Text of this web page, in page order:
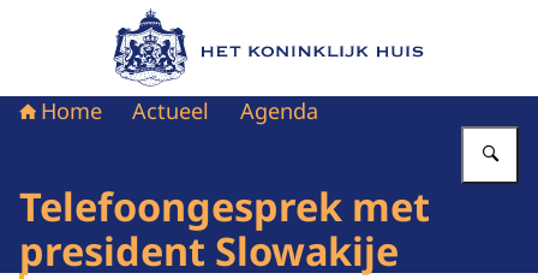
Naar de homepage van Het Koninklijk Huis
Home Actueel Agenda
Telefoongesprek met
president Slowakije